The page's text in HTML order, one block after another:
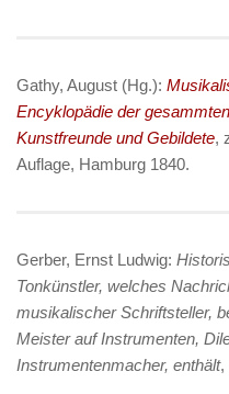
Gathy, August (Hg.):
Encyklopädie der
Kunstfreunde und Gebildete,
Auflage, Hamburg 1840.
Gerber, Ernst Ludwig:
Tonkünstler, welches
musikalischer Schriftsteller,
Meister auf Instrumenten,
Instrumentenmacher, enthält,